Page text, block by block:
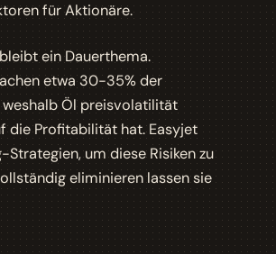
fürAktionäre.
ein Dauerthema.
etwa 30-35% der
weshalb Öl preisvolatilität
die Profitabilität hat. Easyjet
um diese Risiken zu
eliminieren lassen sie